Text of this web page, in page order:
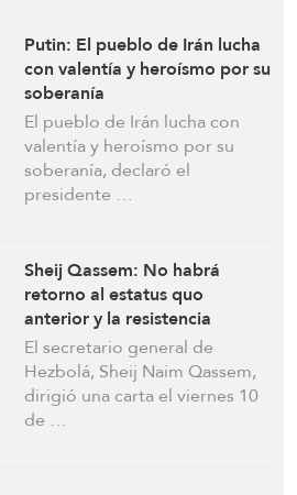
Putin: El pueblo de Irán lucha
con valentía y heroísmo por su
soberanía
El pueblo de Irán lucha con
valentía y heroísmo por su
soberanía, declaró el
presidente …
Sheij Qassem: No habrá
retorno al estatus quo
anterior y la resistencia
prevalecerá
El secretario general de
Hezbolá, Sheij Naim Qassem,
dirigió una carta el viernes 10
de …